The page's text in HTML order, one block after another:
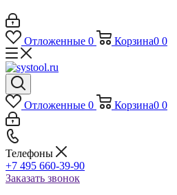
Отложенные 0 Корзина0 0
Отложенные 0 Корзина0 0
Телефоны
+7 495 660-39-90
Заказать звонок